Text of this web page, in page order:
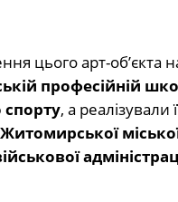
цього арт-об’єкта
професійній
спорту, а реалізували
Житомирської